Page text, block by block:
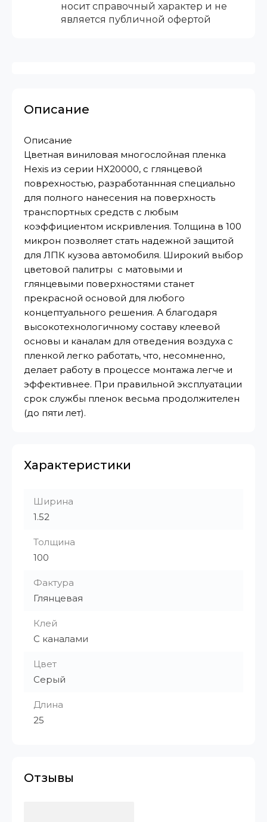
носит справочный характер и не
является публичной офертой
Описание
Описание
Цветная виниловая многослойная пленка
Hexis из серии НХ20000, с глянцевой
поврехностью, разработаннная специально
для полного нанесения на поверхность
транспортных средств с любым
коэффициентом искривления. Толщина в 100
микрон позволяет стать надежной защитой
для ЛПК кузова автомобиля. Широкий выбор
цветовой палитры с матовыми и
глянцевыми поверхностями станет
прекрасной основой для любого
концептуального решения. А благодаря
высокотехнологичному составу клеевой
основы и каналам для отведения воздуха с
пленкой легко работать, что, несомненно,
делает работу в процессе монтажа легче и
эффективнее. При правильной эксплуатации
срок службы пленок весьма продолжителен
(до пяти лет).
Характеристики
Ширина
1.52
Толщина
100
Фактура
Глянцевая
Клей
С каналами
Цвет
Серый
Длина
25
Отзывы